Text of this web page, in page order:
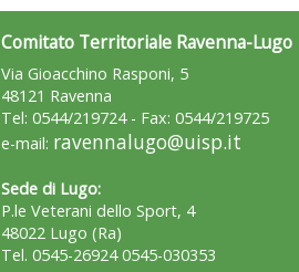
Comitato Territoriale Ravenna-Lugo
Via Gioacchino Rasponi, 5
48121 Ravenna
Tel: 0544/219724 - Fax: 0544/219725
e-mail: ravennalugo@uisp.it
Sede di Lugo:
P.le Veterani dello Sport, 4
48022 Lugo (Ra)
Tel. 0545-26924 0545-030353